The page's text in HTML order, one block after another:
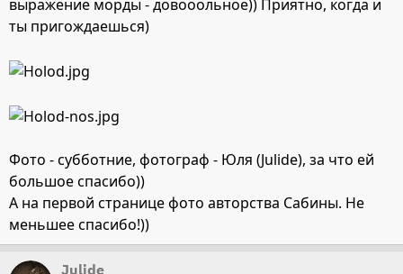
выражение морды - довооольное)) Приятно, когда и
ты пригождаешься)
Фото - субботние, фотограф - Юля (Julide), за что ей
большое спасибо))
А на первой странице фото авторства Сабины. Не
меньшее спасибо!))
Julide